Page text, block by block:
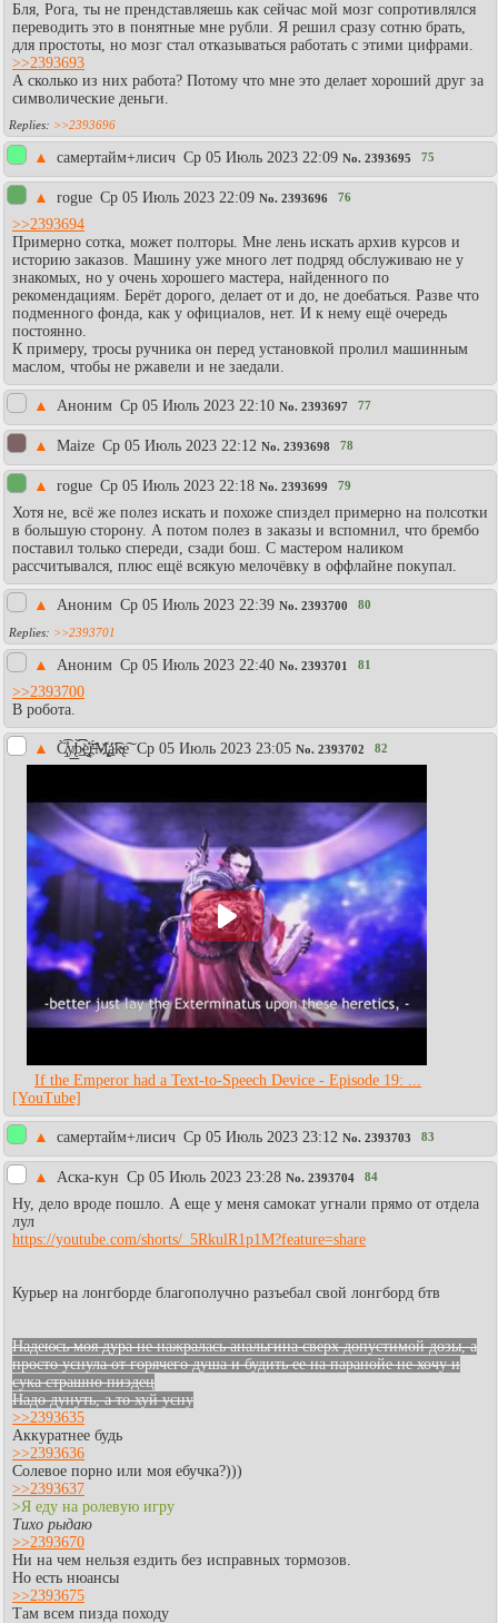
Бля, Рога, ты не прендставляешь как сейчас мой мозг сопротивлялся
переводить это в понятные мне рубли. Я решил сразу сотню брать,
для простоты, но мозг стал отказываться работать с этими цифрами.
>>2393693
А сколько из них работа? Потому что мне это делает хороший друг за
символические деньги.
>>2393696
▲ самертайм+лисич Ср 05 Июль 2023 22:09 No. 2393695 75
▲ rogue Ср 05 Июль 2023 22:09 No. 2393696 76
>>2393694
Примерно сотка, может полторы. Мне лень искать архив курсов и
историю заказов. Машину уже много лет подряд обслуживаю не у
знакомых, но у очень хорошего мастера, найденного по
рекомендациям. Берёт дорого, делает от и до, не доебаться. Разве что
подменного фонда, как у официалов, нет. И к нему ещё очередь
постоянно.
К примеру, тросы ручника он перед установкой пролил машинным
маслом, чтобы не ржавели и не заедали.
▲ Аноним Ср 05 Июль 2023 22:10 No. 2393697 77
▲ Maize Ср 05 Июль 2023 22:12 No. 2393698 78
▲ rogue Ср 05 Июль 2023 22:18 No. 2393699 79
Хотя не, всё же полез искать и похоже спиздел примерно на полсотки
в большую сторону. А потом полез в заказы и вспомнил, что брембо
поставил только спереди, сзади бош. С мастером наликом
рассчитывался, плюс ещё всякую мелочёвку в оффлайне покупал.
▲ Аноним Ср 05 Июль 2023 22:39 No. 2393700 80
>>2393701
▲ Аноним Ср 05 Июль 2023 22:40 No. 2393701 81
>>2393700
В робота.
▲ C̸̡̀̕͡y̸̢͟͟b́̀͟͡͡e҉̡̧͝ŗ̶͏́M̧҉̢͢á͡k̵̴̢e͠ Ср 05 Июль 2023 23:05 No. 2393702 82
If the Emperor had a Text-to-Speech Device - Episode 19: ...
[YouTube]
▲ самертайм+лисич Ср 05 Июль 2023 23:12 No. 2393703 83
▲ Аска-кун Ср 05 Июль 2023 23:28 No. 2393704 84
Ну, дело вроде пошло. А еще у меня самокат угнали прямо от отдела
лул
https://youtube.com/shorts/_5RkulR1p1M?feature=share
Курьер на лонгборде благополучно разъебал свой лонгборд бтв
Надеюсь моя дура не нажралась анальгина сверх допустимой дозы, а
просто уснула от горячего душа и будить ее на паранойе не хочу и
сука страшно пиздец
Надо дунуть, а то хуй усну
>>2393635
Аккуратнее будь
>>2393636
Солевое порно или моя ебучка?)))
>>2393637
>Я еду на ролевую игру
Тихо рыдаю
>>2393670
Ни на чем нельзя ездить без исправных тормозов.
Но есть нюансы
>>2393675
Там всем пизда походу